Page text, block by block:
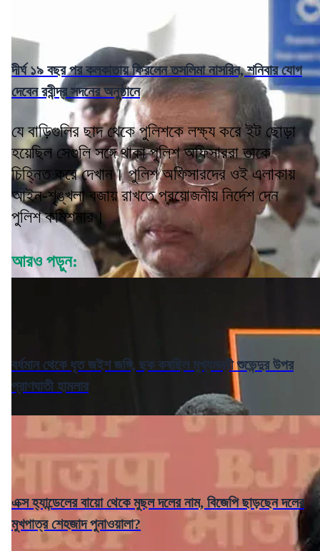
দীর্ঘ ১৯ বছর পর কলকাতায় ফিরলেন তসলিমা নাসরিন, শনিবার যোগ
দেবেন রবীন্দ্র সদনের অনুষ্ঠানে
যে বাড়িগুলির ছাদ থেকে পুলিশকে লক্ষ্য করে ইট ছোড়া
হয়েছিল সেগুলি সঙ্গে থাকা পুলিশ অফিসাররা তাকে
চিহ্নিত করে দেখান। পুলিশ অফিসারদের ওই এলাকায়
আইন-শৃঙ্খলা বজায় রাখতে প্রয়োজনীয় নির্দেশ দেন
পুলিশ কমিশনার।
আরও পড়ুন:
বর্ধমান থেকে ধৃত জইশ জঙ্গি, ছক কষছিল মুখ্যমন্ত্রী শুভেন্দুর উপর
প্রাণঘাতী হামলার
এক্স হ্যান্ডেলের বায়ো থেকে মুছল দলের নাম, বিজেপি ছাড়ছেন দলের
মুখপাত্র শেহজাদ পুনাওয়ালা?